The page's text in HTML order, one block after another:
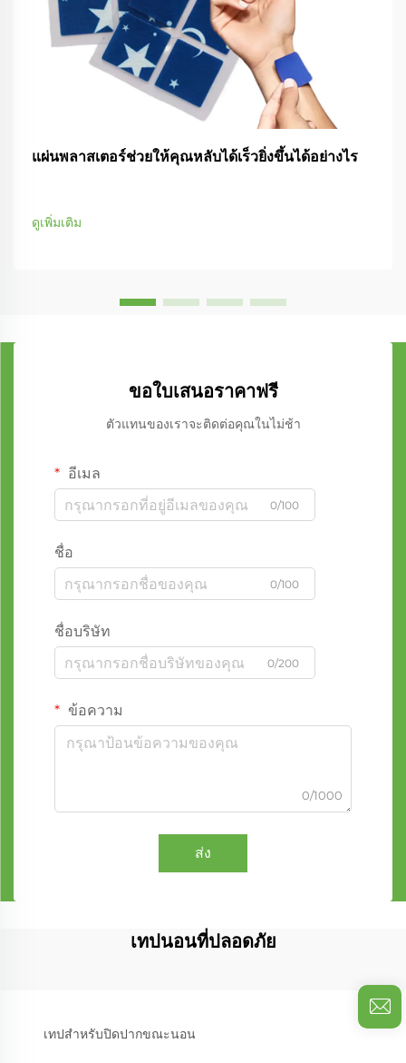
แผ่นพลาสเตอร์ช่วยให้คุณหลับได้เร็วยิ่งขึ้นได้อย่างไร
ดูเพิ่มเติม
ขอใบเสนอราคาฟรี
ตัวแทนของเราจะติดต่อคุณในไม่ช้า
อีเมล
0/100
ชื่อ
0/100
ชื่อบริษัท
0/200
ข้อความ
0/1000
ส่ง
เทปนอนที่ปลอดภัย
เทปสำหรับปิดปากขณะนอน